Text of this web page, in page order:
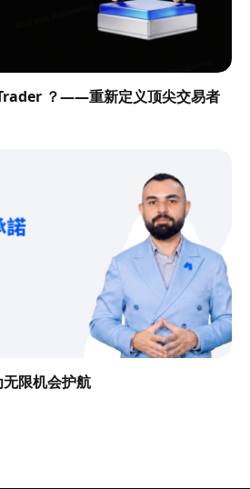
？——重新定义顶尖交易者
限机会护航